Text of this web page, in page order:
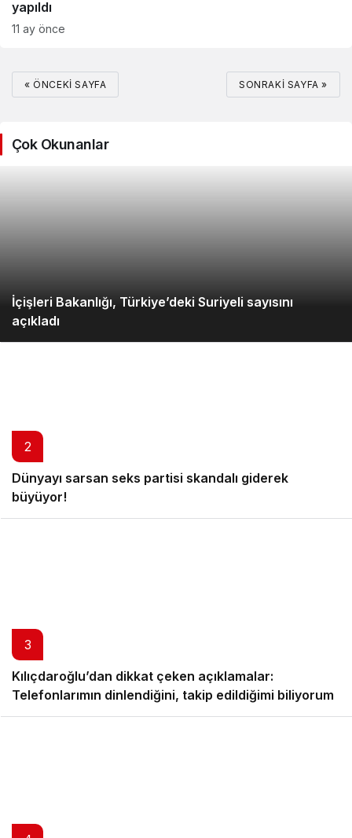
yapıldı
11 ay önce
« ÖNCEKI SAYFA SONRAKI SAYFA »
Çok Okunanlar
İçişleri Bakanlığı, Türkiye’deki Suriyeli sayısını
açıkladı
2
Dünyayı sarsan seks partisi skandalı giderek
büyüyor!
3
Kılıçdaroğlu’dan dikkat çeken açıklamalar:
Telefonlarımın dinlendiğini, takip edildiğimi biliyorum